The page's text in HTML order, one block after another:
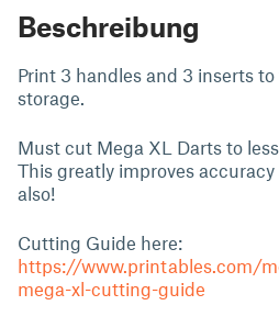
Beschreibung
Print 3 handles and 3 inserts
storage.
Must cut Mega XL Darts to
This greatly improves
also!
Cutting Guide here:
https://www.printables.com/
mega-xl-cutting-guide